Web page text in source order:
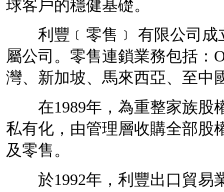
球客戶的穩健基礎。
利豐﹝零售﹞ 有限公司成
屬公司。零售連鎖業務包括：
灣、新加坡、馬來西亞、至中
在1989年，為重整家族股
私有化 ，由管理層收購全部股
及 零售 。
於1992年，利豐出口貿易